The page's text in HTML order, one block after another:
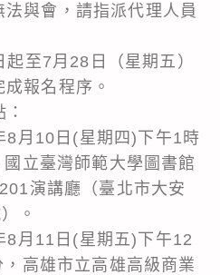
與會，請指派代理人員
至7月28日（星期五）
報名程序。
8月10日(星期四)下午1時
立臺灣師範大學圖書館
演講廳（臺北市大安
。
8月11日(星期五)下午12
高雄市立高雄高級商業